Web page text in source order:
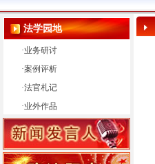
法学园地
·业务研讨
·案例评析
·法官札记
·业外作品